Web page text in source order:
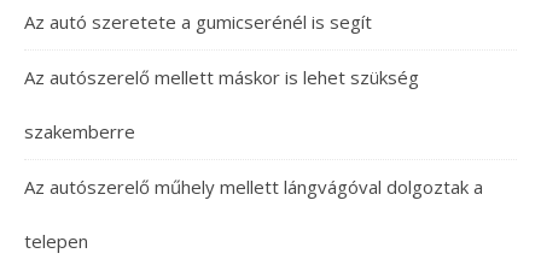
Az autó szeretete a gumicserénél is segít
Az autószerelő mellett máskor is lehet szükség
szakemberre
Az autószerelő műhely mellett lángvágóval dolgoztak a
telepen